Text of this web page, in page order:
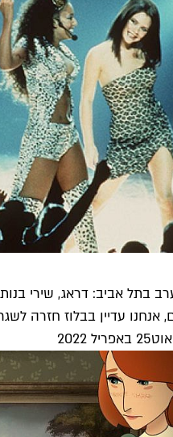
אנחנו עדיין בבלוז חזרה
25 באפריל 2022